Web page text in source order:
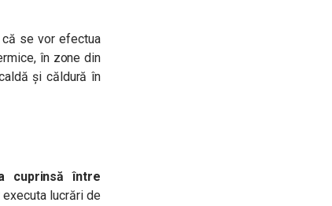
că se vor efectua
în zone din
și căldură în
cuprinsă între
executa lucrări de